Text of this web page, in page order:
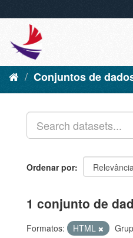
Conjuntos de
Ordenar por
1 conjunto de
Formatos: HTML